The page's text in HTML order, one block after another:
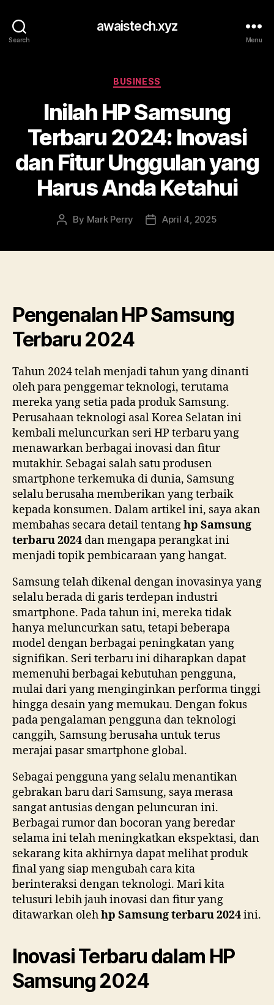
Search
awaistech.xyz
Menu
Categories
BUSINESS
Inilah HP Samsung
Terbaru 2024: Inovasi
dan Fitur Unggulan yang
Harus Anda Ketahui
Post
By Mark Perry
PostApril 4, 2025
Pengenalan HP Samsung
Terbaru 2024
Tahun 2024 telah menjadi tahun yang dinanti
oleh para penggemar teknologi, terutama
mereka yang setia pada produk Samsung.
Perusahaan teknologi asal Korea Selatan ini
kembali meluncurkan seri HP terbaru yang
menawarkan berbagai inovasi dan fitur
mutakhir. Sebagai salah satu produsen
smartphone terkemuka di dunia, Samsung
selalu berusaha memberikan yang terbaik
kepada konsumen. Dalam artikel ini, saya akan
membahas secara detail tentanghp Samsung
terbaru 2024 dan mengapa perangkat ini
menjadi topik pembicaraan yang hangat.
Samsung telah dikenal dengan inovasinya yang
selalu berada di garis terdepan industri
smartphone. Pada tahun ini, mereka tidak
hanya meluncurkan satu, tetapi beberapa
model dengan berbagai peningkatan yang
signifikan. Seri terbaru ini diharapkan dapat
memenuhi berbagai kebutuhan pengguna,
mulai dari yang menginginkan performa tinggi
hingga desain yang memukau. Dengan fokus
pada pengalaman pengguna dan teknologi
canggih, Samsung berusaha untuk terus
merajai pasar smartphone global.
Sebagai pengguna yang selalu menantikan
gebrakan baru dari Samsung, saya merasa
sangat antusias dengan peluncuran ini.
Berbagai rumor dan bocoran yang beredar
selama ini telah meningkatkan ekspektasi, dan
sekarang kita akhirnya dapat melihat produk
final yang siap mengubah cara kita
berinteraksi dengan teknologi. Mari kita
telusuri lebih jauh inovasi dan fitur yang
ditawarkan olehhp Samsung terbaru 2024ini.
Inovasi Terbaru dalam HP
Samsung 2024